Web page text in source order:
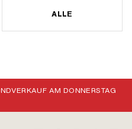
ALLE
AM DONNERSTAG